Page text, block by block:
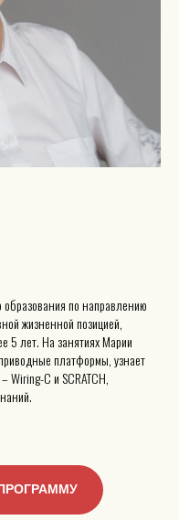
образования по направлению
жизненной позицией,
5 лет. На занятиях Марии
платформы, узнает
Wiring-C и SCRATCH,